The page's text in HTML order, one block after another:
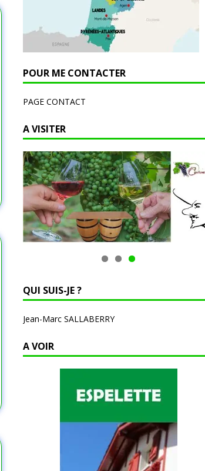
POUR ME CONTACTER
PAGE CONTACT
A VISITER
QUI SUIS-JE ?
Jean-Marc SALLABERRY
A VOIR